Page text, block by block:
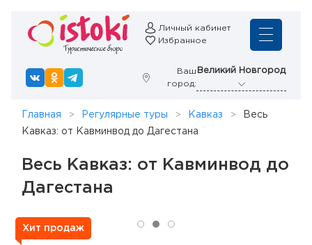
Личный кабинет
Избранное
Ваш
город:
Великий Новгород
Главная Регулярные туры Кавказ
Весь
Кавказ: от Кавминвод до Дагестана
Весь Кавказ: от Кавминвод до
Дагестана
Хит продаж